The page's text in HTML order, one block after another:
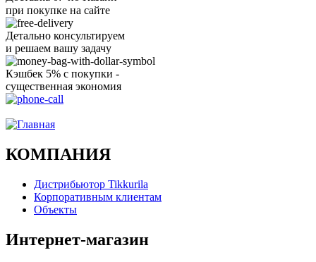
при покупке на сайте
Детально консультируем
и решаем вашу задачу
Кэшбек 5% с покупки -
существенная экономия
КОМПАНИЯ
Дистрибьютор Tikkurila
Корпоративным клиентам
Объекты
Интернет-магазин